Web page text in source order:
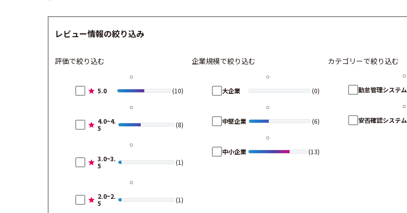
レビュー情報の絞り込み
評価で絞り込む
5.0 (10)
4.0~4.
5
(8)
3.0~3.
5
(1)
2.0~2.
5
(1)
企業規模で絞り込む
大企業 (0)
中堅企業 (6)
中小企業 (13)
カテゴリーで絞り込む
勤怠管理システム
安否確認システム